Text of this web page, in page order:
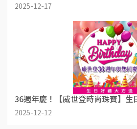
2025-12-17
36週年慶！【威世登時尚珠寶】生
2025-12-12